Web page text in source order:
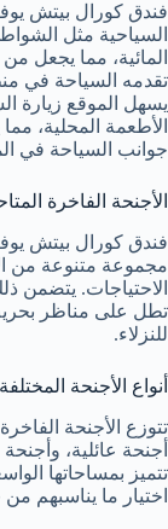
فندق كورال بيتش
السياحية مثل
المائية، مما يجعل
تقدمه السياحة في
يسهل الموقع زيارة
الأطعمة المحلية،
جوانب السياحة في
الأجنحة الفاخرة
فندق كورال بيتش
مجموعة متنوعة من
الاحتياجات. يتضمن
تطل على مناظر بحرية
للنزلاء.
أنواع الأجنحة المختلفة
تتوزع الأجنحة
أجنحة عائلية،
تتميز بمساحاتها
اختيار ما يناسبهم